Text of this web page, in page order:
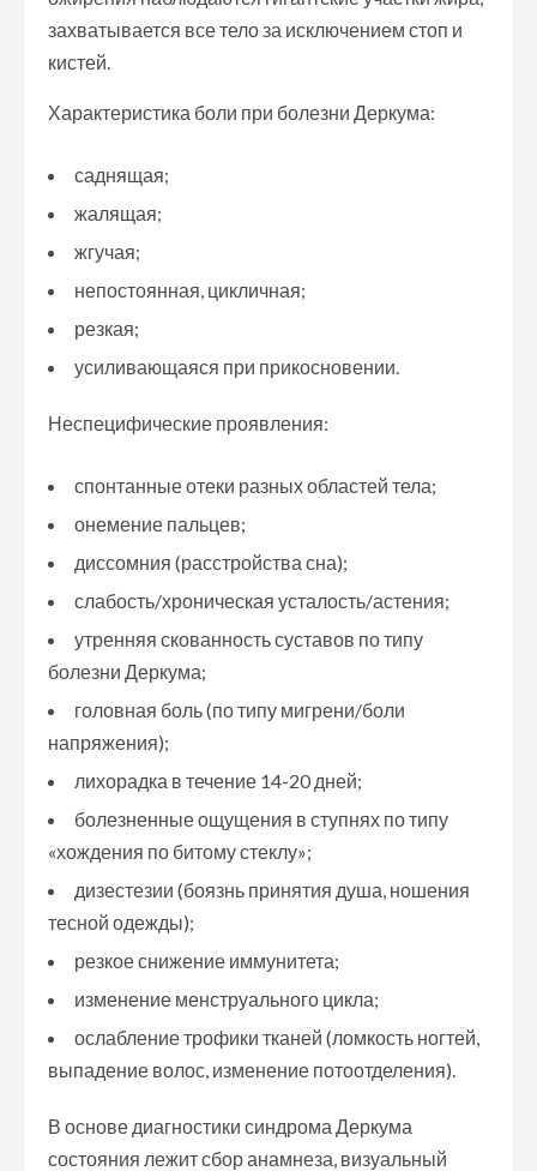
захватывается все тело за исключением стоп и
кистей.
Характеристика боли при болезни Деркума:
саднящая;
жалящая;
жгучая;
непостоянная, цикличная;
резкая;
усиливающаяся при прикосновении.
Неспецифические проявления:
спонтанные отеки разных областей тела;
онемение пальцев;
диссомния (расстройства сна);
слабость/хроническая усталость/астения;
утренняя скованность суставов по типу
болезни Деркума;
головная боль (по типу мигрени/боли
напряжения);
лихорадка в течение 14-20 дней;
болезненные ощущения в ступнях по типу
«хождения по битому стеклу»;
дизестезии (боязнь принятия душа, ношения
тесной одежды);
резкое снижение иммунитета;
изменение менструального цикла;
ослабление трофики тканей (ломкость ногтей,
выпадение волос, изменение потоотделения).
В основе диагностики синдрома Деркума
состояния лежит сбор анамнеза, визуальный